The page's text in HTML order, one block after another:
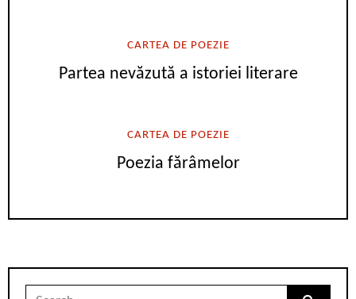
CARTEA DE POEZIE
Partea nevăzută a istoriei literare
CARTEA DE POEZIE
Poezia fărâmelor
Search